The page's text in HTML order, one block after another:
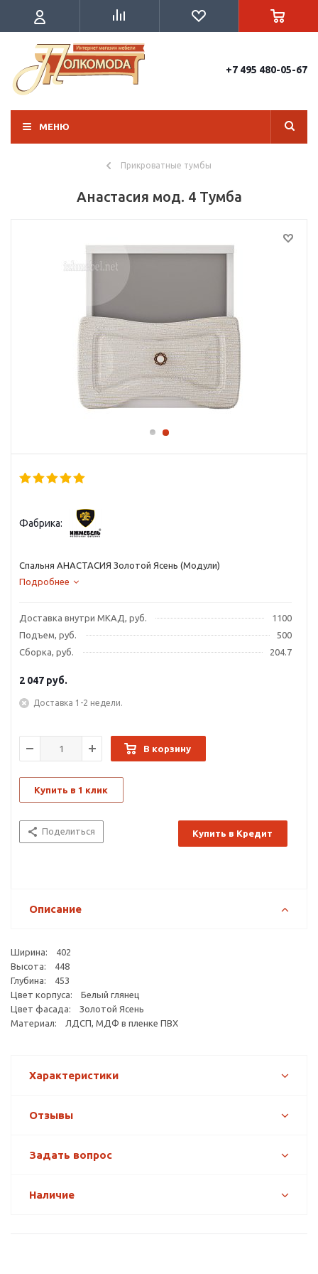
+7 495 480-05-67
МЕНЮ
Прикроватные тумбы
Анастасия мод. 4 Тумба
Фабрика:
Спальня АНАСТАСИЯ Золотой Ясень (Модули)
Подробнее
Доставка внутри МКАД, руб.
1100
Подъем, руб.
500
Сборка, руб.
204.7
2 047 руб.
Доставка 1-2 недели.
В корзину
Купить в 1 клик
Поделиться Купить в Кредит
Описание
Ширина: 402
Высота: 448
Глубина: 453
Цвет корпуса: Белый глянец
Цвет фасада: Золотой Ясень
Материал: ЛДСП, МДФ в пленке ПВХ
Характеристики
Отзывы
Задать вопрос
Наличие